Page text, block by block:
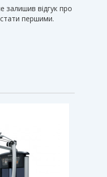
залишив відгук про
першими.